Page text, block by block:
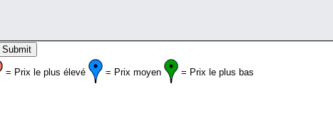
= Prix le plus élevé = Prix moyen = Prix le plus bas